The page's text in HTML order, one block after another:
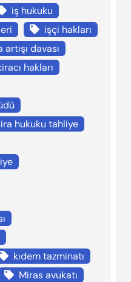
iş hukuku
işçi hakları
artışı davası
hakları
hukuku tahliye
kıdem tazminatı
Miras avukatı